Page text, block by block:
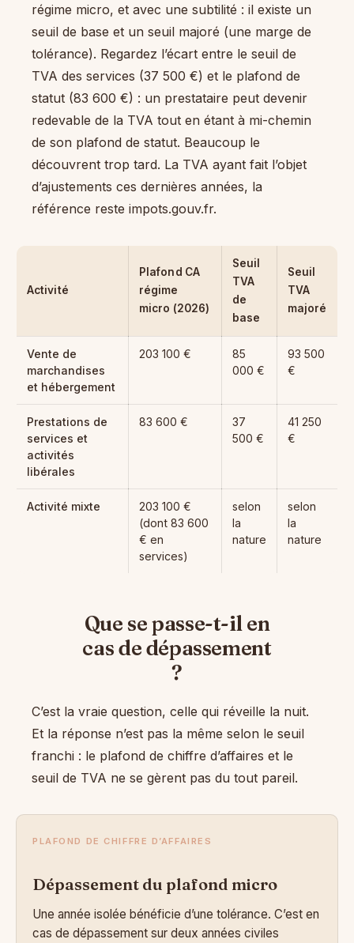
régime micro, et avec une subtilité : il existe un
seuil de base et un seuil majoré (une marge de
tolérance). Regardez l’écart entre le seuil de
TVA des services (37 500 €) et le plafond de
statut (83 600 €) : un prestataire peut devenir
redevable de la TVA tout en étant à mi-chemin
de son plafond de statut. Beaucoup le
découvrent trop tard. La TVA ayant fait l’objet
d’ajustements ces dernières années, la
référence reste impots.gouv.fr.
Activité
Plafond CA
régime
micro (2026)
Seuil
TVA
de
base
Seuil
TVA
majoré
Vente de
marchandises
et hébergement
203 100 €
85
000 €
93 500
€
Prestations de
services et
activités
libérales
83 600 €
37
500 €
41 250
€
Activité mixte
203 100 €
(dont 83 600
€ en
services)
selon
la
nature
selon
la
nature
Que se passe-t-il en
cas de dépassement
?
C’est la vraie question, celle qui réveille la nuit.
Et la réponse n’est pas la même selon le seuil
franchi : le plafond de chiffre d’affaires et le
seuil de TVA ne se gèrent pas du tout pareil.
PLAFOND DE CHIFFRE D’AFFAIRES
Dépassement du plafond micro
Une année isolée bénéficie d’une tolérance. C’est en
cas de dépassement sur deux années civiles